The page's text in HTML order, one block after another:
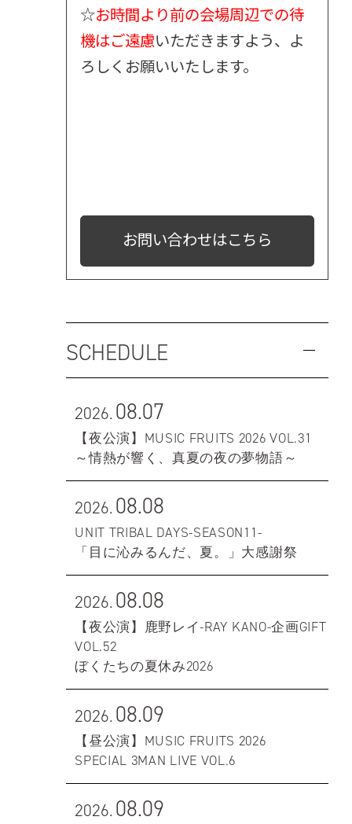
☆お時間より前の会場周辺での待
機はご遠慮いただきますよう、よ
ろしくお願いいたします。
お問い合わせはこちら
SCHEDULE
2026.08.07
【夜公演】MUSIC FRUITS 2026 VOL.31
～情熱が響く、真夏の夜の夢物語～
2026.08.08
UNIT TRIBAL DAYS-SEASON11-
「目に沁みるんだ、夏。」大感謝祭
2026.08.08
【夜公演】鹿野レイ-RAY KANO-企画GIFT
VOL.52
ぼくたちの夏休み2026
2026.08.09
【昼公演】MUSIC FRUITS 2026
SPECIAL 3MAN LIVE VOL.6
2026.08.09